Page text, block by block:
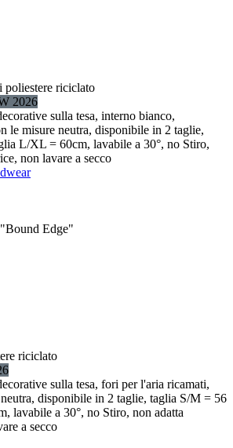
poliestere riciclato
2026
sulla tesa, interno bianco,
le misure neutra, disponibile in 2 taglie,
L/XL = 60cm, lavabile a 30°, no Stiro,
non lavare a secco
Edge"
riciclato
sulla tesa, fori per l'aria ricamati,
disponibile in 2 taglie, taglia S/M = 56
lavabile a 30°, no Stiro, non adatta
a secco